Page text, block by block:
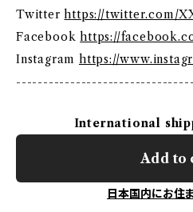
Twitterhttps://twitter.com/
Facebookhttps://
Instagram https://
International
Add to
日本国内にお住